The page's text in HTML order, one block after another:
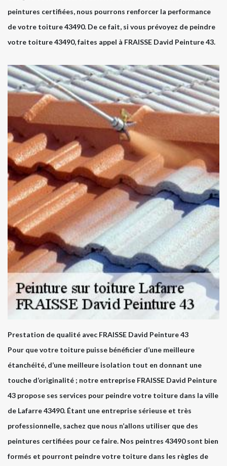
peintures certifiées, nous pourrons renforcer la performance
de votre toiture 43490. De ce fait, si vous prévoyez de peindre
votre toiture 43490, faites appel à FRAISSE David Peinture 43.
Prestation de qualité avec FRAISSE David Peinture 43
Pour que votre toiture puisse bénéficier d’une meilleure
étanchéité, d’une meilleure isolation tout en donnant une
touche d’originalité ; notre entreprise FRAISSE David Peinture
43 propose ses services pour peindre votre toiture dans la ville
de Lafarre 43490. Étant une entreprise sérieuse et très
professionnelle, sachez que nous n’allons utiliser que des
peintures certifiées pour ce faire. Nos peintres 43490 sont bien
formés et pourront peindre votre toiture dans les règles de